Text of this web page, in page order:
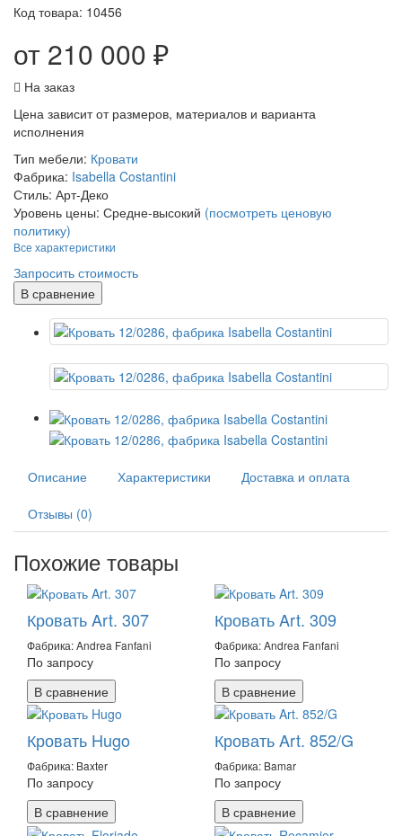
Код товара: 10456
от 210 000 ₽
На заказ
Цена зависит от размеров, материалов и варианта
исполнения
Тип мебели: Кровати
Фабрика: Isabella Costantini
Стиль: Арт-Деко
Уровень цены: Средне-высокий (посмотреть ценовую
политику)
Все характеристики
Запросить стоимость
В сравнение
Описание Характеристики Доставка и оплата
Отзывы (0)
Похожие товары
Кровать Art. 307
Фабрика: Andrea Fanfani
По запросу
В сравнение
Кровать Art. 309
Фабрика: Andrea Fanfani
По запросу
В сравнение
Кровать Hugo
Фабрика: Baxter
По запросу
В сравнение
Кровать Art. 852/G
Фабрика: Bamar
По запросу
В сравнение